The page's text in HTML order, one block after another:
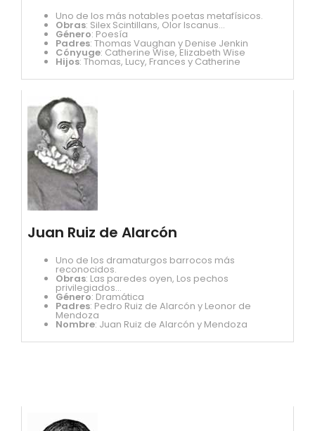
Uno de los más notables poetas metafísicos.
Obras: Silex Scintillans, Olor Iscanus...
Género: Poesía
Padres: Thomas Vaughan y Denise Jenkin
Cónyuge: Catherine Wise, Elizabeth Wise
Hijos: Thomas, Lucy, Frances y Catherine
Juan Ruiz de Alarcón
Uno de los dramaturgos barrocos más
reconocidos.
Obras: Las paredes oyen, Los pechos
privilegiados...
Género: Dramática
Padres: Pedro Ruiz de Alarcón y Leonor de
Mendoza
Nombre: Juan Ruiz de Alarcón y Mendoza